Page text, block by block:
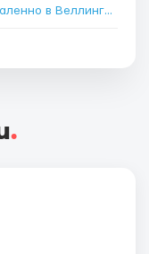
Работа Менеджером по продажам удаленно в Веллингтоне
.